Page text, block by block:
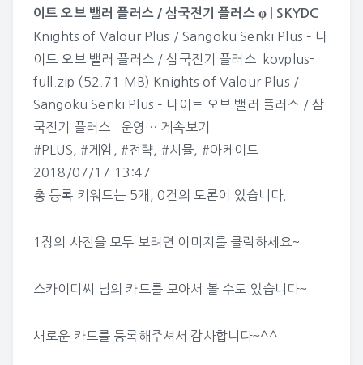
이트 오브 밸러 플러스 / 삼국전기 플러스 φ | SKYDC
Knights of Valour Plus / Sangoku Senki Plus – 나
이트 오브 밸러 플러스 / 삼국전기 플러스 kovplus-
full.zip (52.71 MB) Knights of Valour Plus /
Sangoku Senki Plus – 나이트 오브 밸러 플러스 / 삼
국전기 플러스 운영… 게속보기
#PLUS
#게임 #전략 #시뮬
#아케이드
2018/07/17 13:47
총 등록 키워드는 5개, 0건의 토론이 있습니다.
1장의 사진을 모두 보려면 이미지를 클릭하세요~
스카이디씨 님의 카드를 모아서 볼 수도 있습니다~
새로운 카드를 등록해주셔서 감사합니다~^^